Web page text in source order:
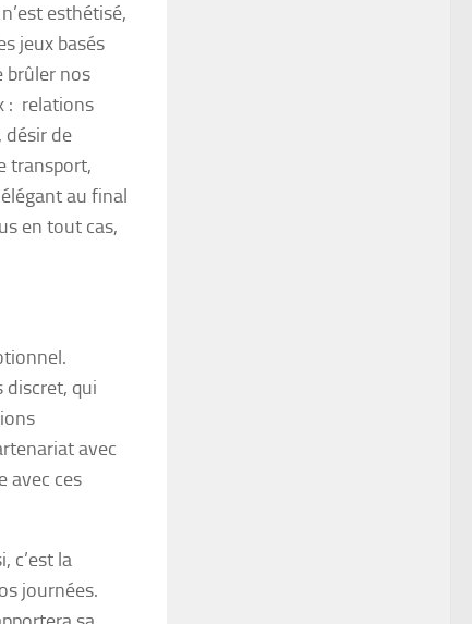
esthétisé,
jeux basés
brûler nos
: relations
désir de
transport,
au final
en tout cas,
discret, qui
avec
avec ces
c’est la
journées.